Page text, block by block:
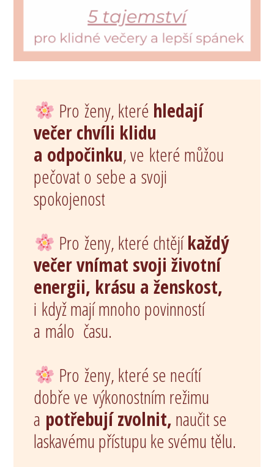
Pro ženy, které hledají
večer chvíli klidu
a odpočinku, ve které můžou
pečovat o sebe a svoji
spokojenost
Pro ženy, které chtějíkaždý
večer vnímat svoji životní
energii, krásu a ženskost,
i když mají mnoho povinností
a málo času.
Pro ženy, které se necítí
dobře ve výkonostním režimu
a potřebují zvolnit,naučit se
laskavému přístupu ke svému tělu.